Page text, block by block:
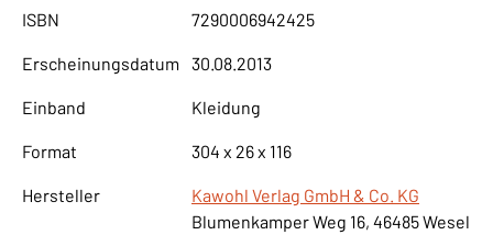
ISBN 7290006942425
Erscheinungsdatum 30.08.2013
Einband Kleidung
Format 304 x 26 x 116
Hersteller
Kawohl Verlag GmbH & Co. KG
Blumenkamper Weg 16, 46485 Wesel